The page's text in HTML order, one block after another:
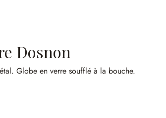
Dosnon
Globe en verre soufflé à la bouche.